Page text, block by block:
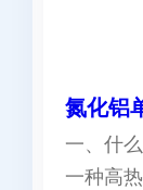
氮化铝
一、什
一种高